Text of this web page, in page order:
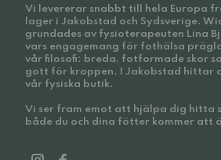
Vi levererar snabbt till hela Europa
lager i Jakobstad och Sydsverige.
grundades av fysioterapeuten Lina
vars engagemang för fothälsa
vår filosofi: breda, fotformade skor
gott för kroppen. I Jakobstad hittar
vår fysiska butik.
Vi ser fram emot att hjälpa dig hitta
både du och dina fötter kommer att